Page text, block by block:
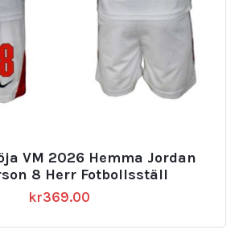
VM 2026 Hemma Jordan
8 Herr Fotbollsställ
kr369.00